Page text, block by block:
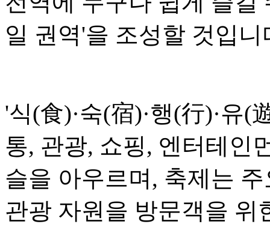
일 권역'을 조성할 것입니
'식(食)·숙(宿)·행(行)·유(
통, 관광, 쇼핑, 엔터테인
슬을 아우르며, 축제는
관광 자원을 방문객을 위